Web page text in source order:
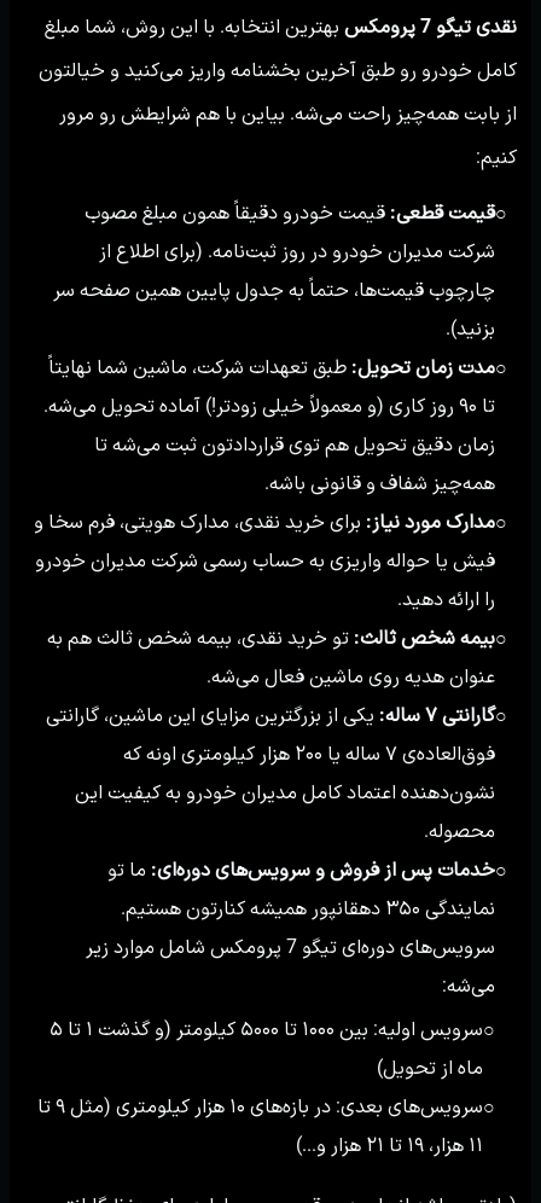
نقدی تیگو 7 پرومکس
بهترین انتخابه. با این روش، شما مبلغ
کامل خودرو رو طبق آخرین بخشنامه واریز می‌کنید و خیالتون
از بابت همه‌چیز راحت می‌شه. بیاین با هم شرایطش رو مرور
کنیم:
○قیمت قطعی: قیمت خودرو دقیقاً همون مبلغ مصوب
شرکت مدیران خودرو در روز ثبت‌نامه. (برای اطلاع از
چارچوب قیمت‌ها، حتماً به جدول پایین همین صفحه سر
بزنید).
○مدت زمان تحویل: طبق تعهدات شرکت، ماشین شما نهایتاً
تا ۹۰ روز کاری (و معمولاً خیلی زودتر!) آماده تحویل می‌شه.
زمان دقیق تحویل هم توی قراردادتون ثبت می‌شه تا
همه‌چیز شفاف و قانونی باشه.
○مدارک مورد نیاز: برای خرید نقدی، مدارک هویتی، فرم سخا و
فیش یا حواله واریزی به حساب رسمی شرکت مدیران خودرو
را ارائه دهید.
○بیمه شخص ثالث: تو خرید نقدی، بیمه شخص ثالث هم به
عنوان هدیه روی ماشین فعال می‌شه.
○گارانتی ۷ ساله:
یکی از بزرگترین مزایای این ماشین، گارانتی
فوق‌العاده‌ی ۷ ساله یا ۲۰۰ هزار کیلومتری اونه که
نشون‌دهنده اعتماد کامل مدیران خودرو به کیفیت این
محصوله.
○خدمات پس از فروش و سرویس‌های دوره‌ای: ما تو
نمایندگی ۳۵۰ دهقانپور همیشه کنارتون هستیم.
سرویس‌های دوره‌ای تیگو 7 پرومکس شامل موارد زیر
می‌شه:
○
سرویس اولیه: بین ۱۰۰۰ تا ۵۰۰۰ کیلومتر (و گذشت ۱ تا ۵
ماه از تحویل)
○
سرویس‌های بعدی: در بازه‌های ۱۰ هزار کیلومتری (مثل ۹ تا
۱۱ هزار، ۱۹ تا ۲۱ هزار و...)